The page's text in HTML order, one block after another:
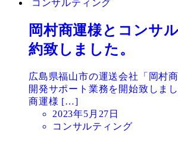
コンサルティング
岡村商運様とコンサ
約致しました。
広島県福山市の運送会社「岡村
開発サポート業務を開始致しま
商運様 […]
投
稿
2023年5月27日
コンサルティング